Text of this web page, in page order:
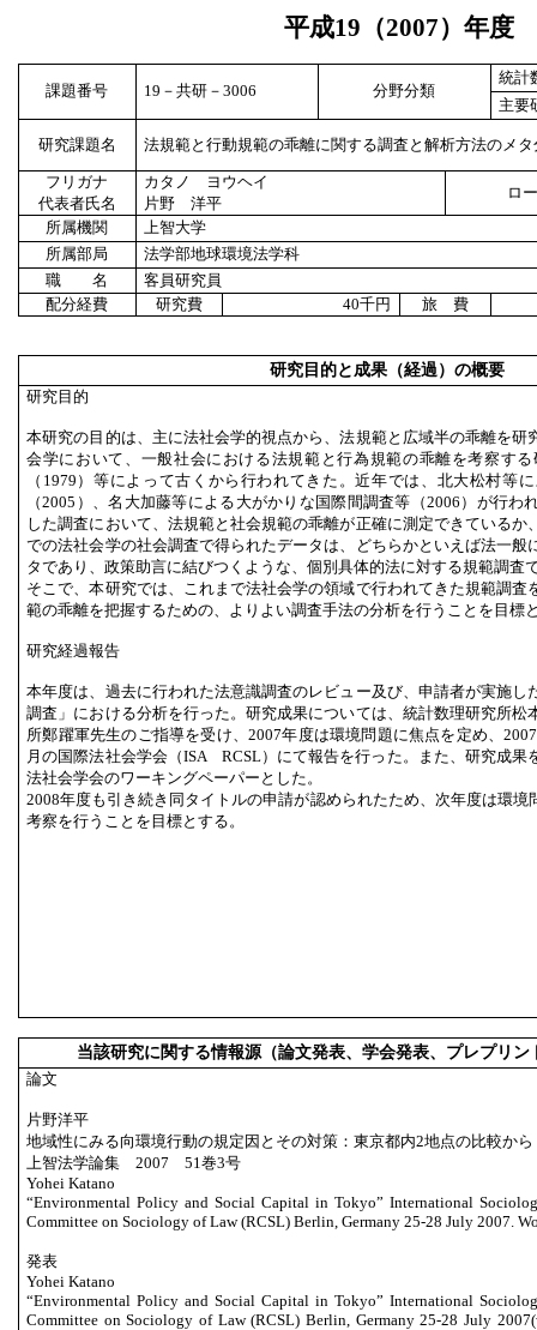
平成19 （2007）年度
課題番号 19 －共研－3006 分野分類
統計
主要
研究課題名 法規範と行動規範の乖離に関する調査と解析方法のメタ
フリガナ
代表者氏名
カタノ ヨウヘイ
片野 洋平
ロ
所属機関
上智大学
所属部局
法学部地球環境法学科
職 名
客員研究員
配分経費
研究費 40千円 旅 費
研究目的と成果（経過）の概要
研究目的
本研究の目的は、主に法社会学的視点から、法規範と広域半の乖離を研
会学において、一般社会における法規範と行為規範の乖離を考察す
（1979）等によって古くから行われてきた。近年では、北大松村等
（2005）、名大加藤等による大がかりな国際間調査等（2006）が行わ
した調査において、法規範と社会規範の乖離が正確に測定できているか
での法社会学の社会調査で得られたデータは、どちらかといえば法一般
タであり、政策助言に結びつくような、個別具体的法に対する規範調査
そこで、本研究では、これまで法社会学の領域で行われてきた規範調査
範の乖離を把握するための、よりよい調査手法の分析を行うことを目標
研究経過報告
本年度は、過去に行われた法意識調査のレビュー及び、申請者が実施し
調査」における分析を行った。研究成果については、統計数理研究所松
所鄭躍軍先生のご指導を受け、2007年度は環境問題に焦点を定め、
月の国際法社会学会（ISA RCSL）にて報告を行った。また、研究成果
法社会学会のワーキングペーパーとした。
2008年度も引き続き同タイトルの申請が認められたため、次年度は環境
考察を行うことを目標とする。
当該研究に関する情報源（論文発表、学会発表、プレプリン
論文
片野洋平
地域性にみる向環境行動の規定因とその対策：東京都内2地点の比較から
上智法学論集 2007 51巻3号
Yohei Katano
“Environmental Policy and Social Capital in Tokyo” International
Committee on Sociology of Law (RCSL) Berlin, Germany 25-28 July 2007.
発表
Yohei Katano
“Environmental Policy and Social Capital in Tokyo” International
Committee on Sociology of Law (RCSL) Berlin, Germany 25-28 July